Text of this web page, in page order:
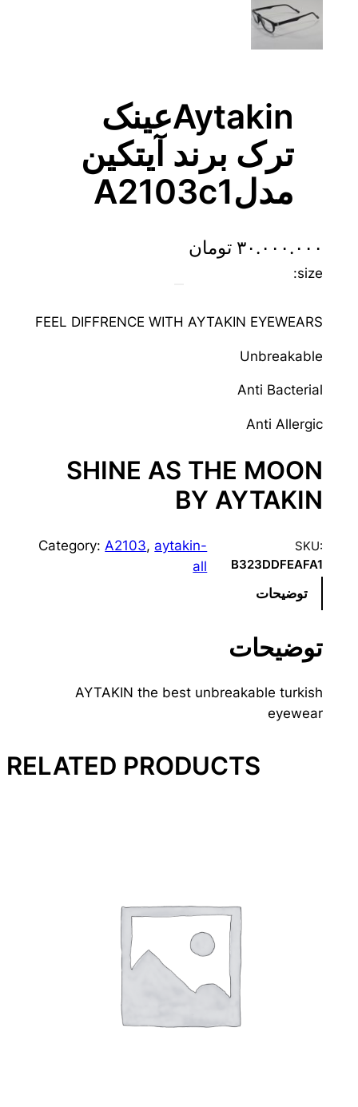
Aytakinعینک
ترک برند آیتکین
مدلA2103c1
۳۰.۰۰۰.۰۰۰ تومان
size:
FEEL DIFFRENCE WITH AYTAKIN EYEWEARS
Unbreakable
Anti Bacterial
Anti Allergic
SHINE AS THE MOON
BY AYTAKIN
SKU:
B323DDFEAFA1
Category: A2103, aytakin-
all
توضیحات
توضیحات
AYTAKIN the best unbreakable turkish
eyewear
RELATED PRODUCTS